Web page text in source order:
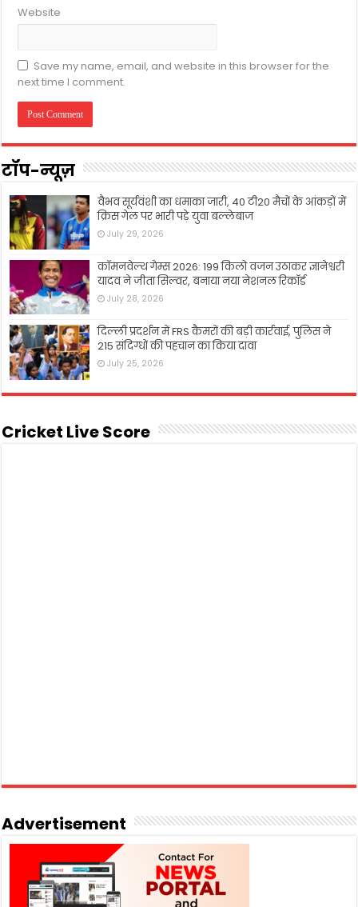
Website
Save my name, email, and website in this browser for the
next time I comment.
टॉप-न्यूज़
वैभव सूर्यवंशी का धमाका जारी, 40 टी20 मैचों के आंकड़ों में
क्रिस गेल पर भारी पड़े युवा बल्लेबाज
July 29, 2026
कॉमनवेल्थ गेम्स 2026: 199 किलो वजन उठाकर ज्ञानेश्वरी
यादव ने जीता सिल्वर, बनाया नया नेशनल रिकॉर्ड
July 28, 2026
दिल्ली प्रदर्शन में FRS कैमरों की बड़ी कार्रवाई, पुलिस ने
215 संदिग्धों की पहचान का किया दावा
July 25, 2026
Cricket Live Score
Advertisement